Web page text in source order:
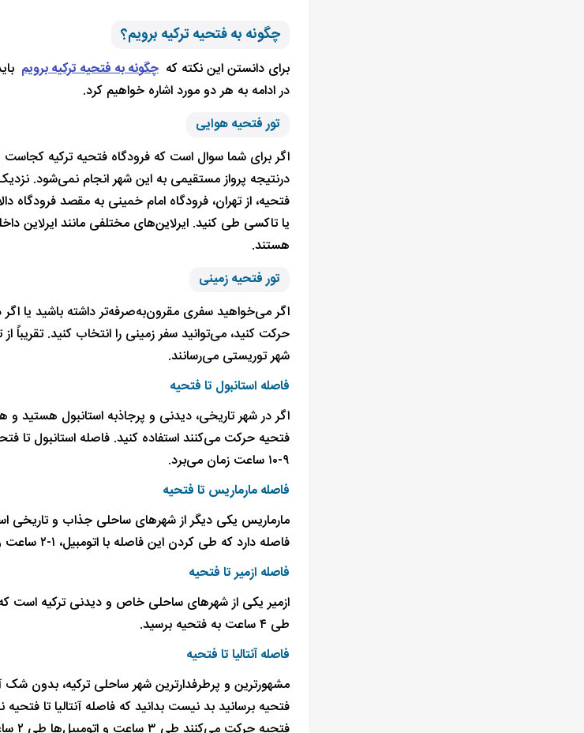
چگونه به فتحیه ترکیه برویم؟
برای دانستن این نکته که چگونه به فتحیه ترکیه برویم
در ادامه به هر دو مورد اشاره خواهیم کرد.
تور فتحیه هوایی
اگر برای شما سوال است که فرودگاه فتحیه ترکیه کجاست
درنتیجه پرواز مستقیمی به این شهر انجام نمی‌شود.
یا تاکسی طی کنید. ایرلاین‌های مختلفی مانند ایرلاین
هستند.
تور فتحیه زمینی
اگر می‌خواهید سفری مقرون‌به‌صرفه‌تر داشته باشید یا اگر
حرکت کنید، می‌توانید سفر زمینی را انتخاب کنید.
شهر توریستی می‌رسانند.
فاصله استانبول تا فتحیه
اگر در شهر تاریخی، دیدنی و پرجاذبه استانبول هستید و
۹-۱۰ ساعت زمان می‌برد.
فاصله مارماریس تا فتحیه
فاصله دارد که طی کردن این فاصله با اتومبیل، ۱-۲ ساعت و با اتوبوس، ۲-۳ ساعت طول می‌کشد.
فاصله ازمیر تا فتحیه
طی ۴ ساعت به فتحیه برسید.
فاصله آنتالیا تا فتحیه
مشهورترین و پرطرفدارترین شهر ساحلی ترکیه، بدون شک